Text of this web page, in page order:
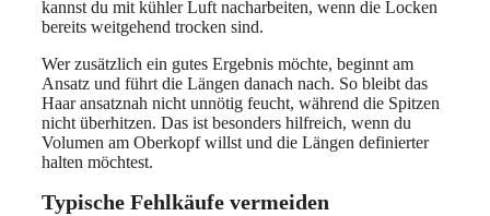
kannst du mit kühler Luft nacharbeiten, wenn die Locken
bereits weitgehend trocken sind.
Wer zusätzlich ein gutes Ergebnis möchte, beginnt am
Ansatz und führt die Längen danach nach. So bleibt das
Haar ansatznah nicht unnötig feucht, während die Spitzen
nicht überhitzen. Das ist besonders hilfreich, wenn du
Volumen am Oberkopf willst und die Längen definierter
halten möchtest.
Typische Fehlkäufe vermeiden